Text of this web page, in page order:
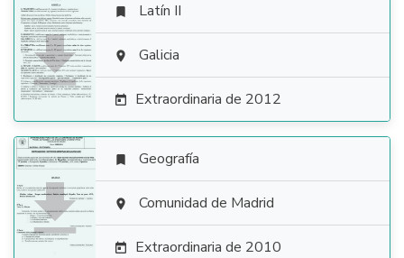

 Latín II
 Galicia
 Extraordinaria de 2012

 Geografía
 Comunidad de Madrid
 Extraordinaria de 2010